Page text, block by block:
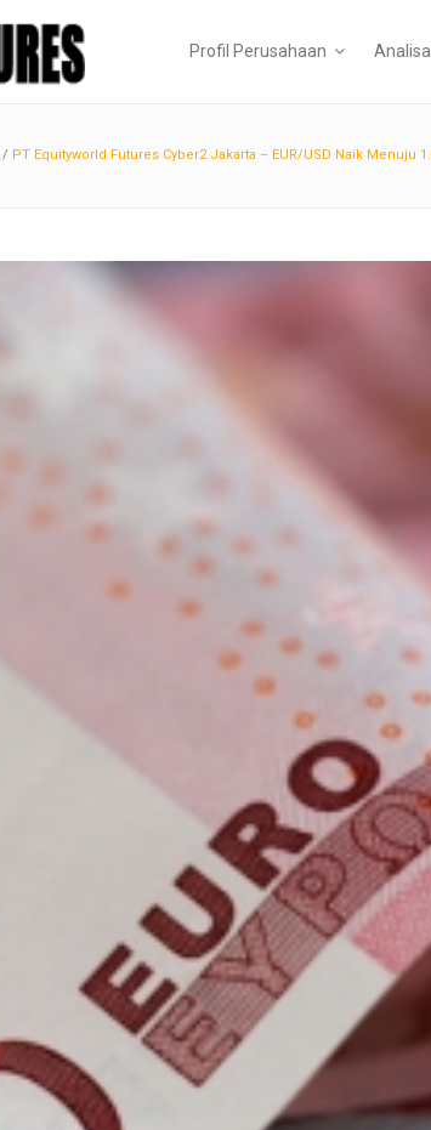
Profil Perusahaan
/ PT Equityworld Futures Cyber2 Jakarta – EUR/USD Naik